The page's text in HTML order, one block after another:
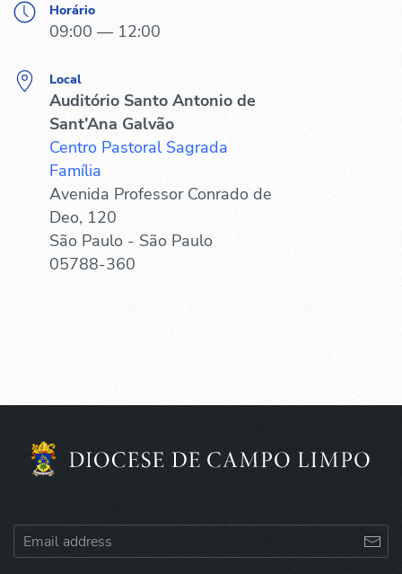
Horário
09:00 — 12:00
Local
Auditório Santo Antonio de
Sant’Ana Galvão
Centro Pastoral Sagrada
Família
Avenida Professor Conrado de
Deo, 120
São Paulo - São Paulo
05788-360